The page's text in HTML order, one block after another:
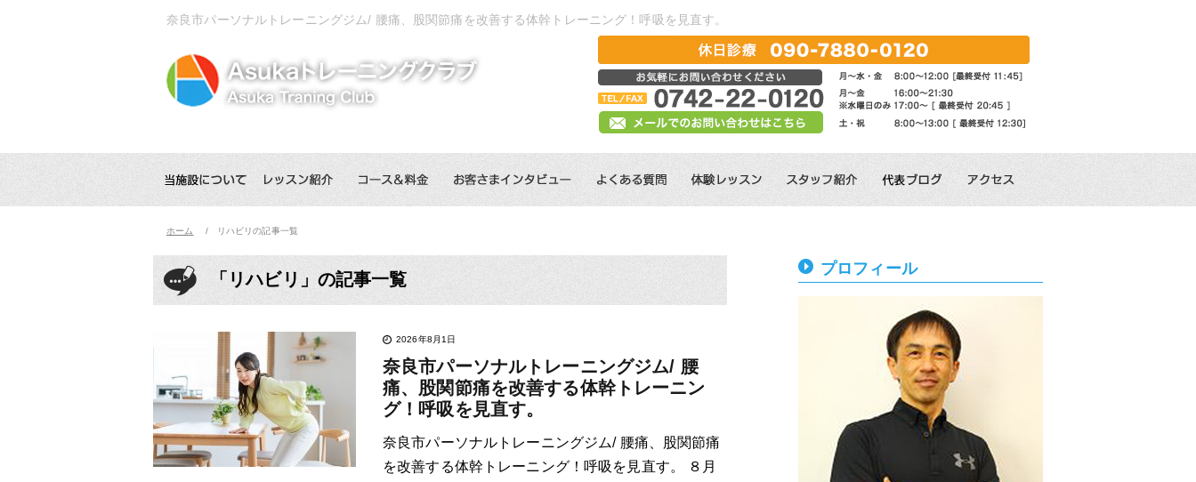
奈良市パーソナルトレーニングジム/ 腰痛、股関節痛を改善する体幹トレーニング！呼吸を見直す。
ホーム リハビリの記事一覧
「リハビリ」の記事一覧
2026年8月1日
奈良市パーソナルトレーニングジム/ 腰
痛、股関節痛を改善する体幹トレーニン
グ！呼吸を見直す。
奈良市パーソナルトレーニングジム/ 腰痛、股関節痛
を改善する体幹トレーニング！呼吸を見直す。 ８月
プロフィール